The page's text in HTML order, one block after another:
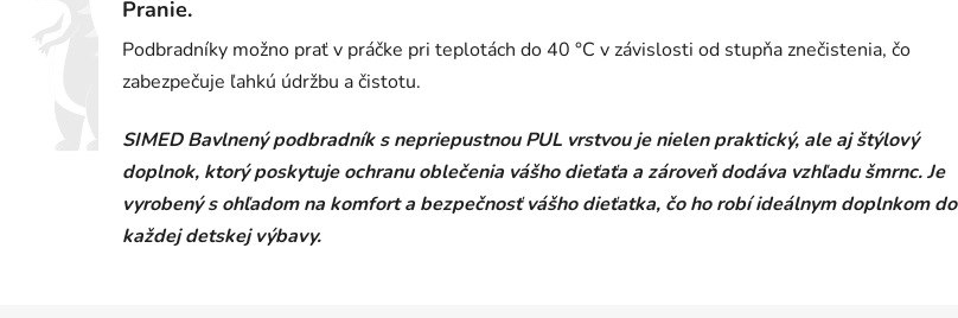
Pranie.
Podbradníky možno prať v práčke pri teplotách do 40 °C v závislosti od stupňa znečistenia, čo
zabezpečuje ľahkú údržbu a čistotu.
SIMED Bavlnený podbradník s nepriepustnou PUL vrstvou je nielen praktický, ale aj štýlový
doplnok, ktorý poskytuje ochranu oblečenia vášho dieťaťa a zároveň dodáva vzhľadu šmrnc. Je
vyrobený s ohľadom na komfort a bezpečnosť vášho dieťatka, čo ho robí ideálnym doplnkom do
každej detskej výbavy.